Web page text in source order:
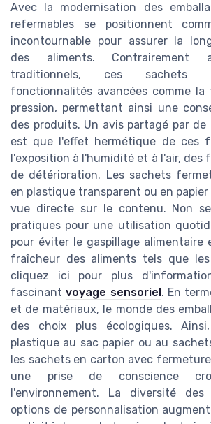
Avec la modernisation des
refermables se positionnent
incontournable pour assurer la
des aliments. Contrairement
traditionnels, ces sachets
fonctionnalités avancées comme
pression, permettant ainsi une
des produits. Un avis partagé par
est que l'effet hermétique de ces
l'exposition à l'humidité et à l'air, des
de détérioration. Les sachets
en plastique transparent ou en
vue directe sur le contenu. Non
pratiques pour une utilisation
pour éviter le gaspillage alimentaire
fraîcheur des aliments tels que les
cliquez ici pour plus
fascinantvoyage sensoriel . En
et de matériaux, le monde des
des choix plus écologiques.
plastique au sac papier ou au
les sachets en carton avec
une prise de conscience
l'environnement. La diversité
options de personnalisation